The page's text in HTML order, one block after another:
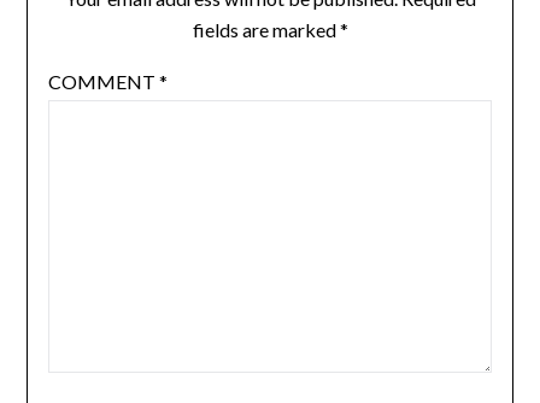
fields are marked*
COMMENT *